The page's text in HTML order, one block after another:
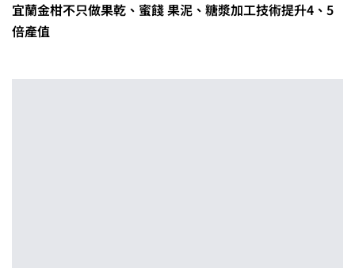
宜蘭金柑不只做果乾、蜜餞 果泥、糖漿加工技術提升4、5
倍產值